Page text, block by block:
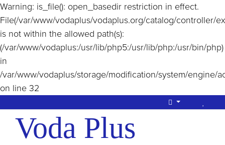
Warning: is_file(): open_basedir restriction in effect.
File(/var/www/vodaplus/vodaplus.org/catalog/controller/
is not within the allowed path(s):
(/var/www/vodaplus:/usr/lib/php5:/usr/lib/php:/usr/bin/php)
in
/var/www/vodaplus/storage/modification/system/engine/
on line 32
Voda Plus